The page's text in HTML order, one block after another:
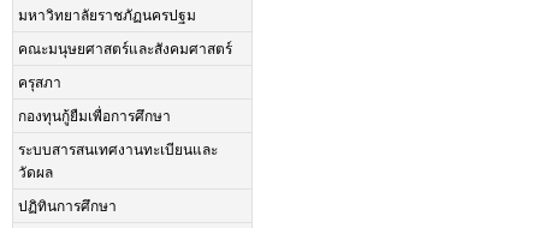
มหาวิทยาลัยราชภัฏนครปฐม
คณะมนุษยศาสตร์และสังคมศาสตร์
ครุสภา
กองทุนกู้ยืมเพื่อการศึกษา
ระบบสารสนเทศงานทะเบียนและ
วัดผล
ปฏิทินการศึกษา